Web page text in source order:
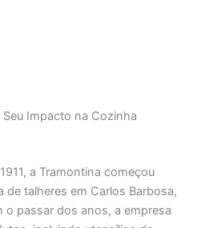
Impacto na Cozinha
a Tramontina começou
de talheres em Carlos Barbosa,
o passar dos anos, a empresa